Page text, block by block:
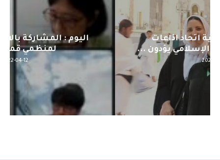
اليوم : المشاركة بالاجتماع التحضيري
لمنظمي قمة اسيا...
2022-04-12